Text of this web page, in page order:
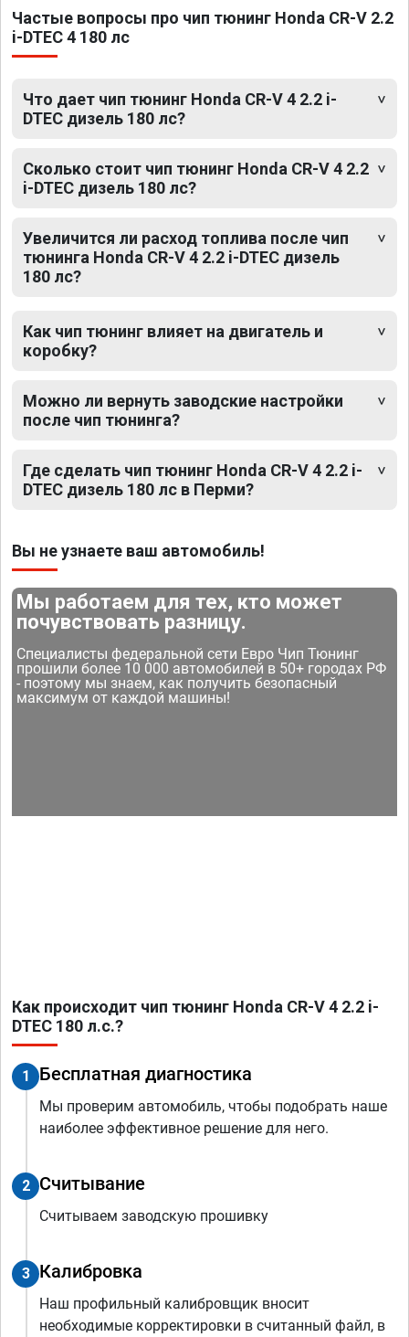
Частые вопросы про чип тюнинг Honda CR-V 2.2
i-DTEC 4 180 лс
Что дает чип тюнинг Honda CR-V 4 2.2 i-
DTEC дизель 180 лс?
Сколько стоит чип тюнинг Honda CR-V 4 2.2
i-DTEC дизель 180 лс?
Увеличится ли расход топлива после чип
тюнинга Honda CR-V 4 2.2 i-DTEC дизель
180 лс?
Как чип тюнинг влияет на двигатель и
коробку?
Можно ли вернуть заводские настройки
после чип тюнинга?
Где сделать чип тюнинг Honda CR-V 4 2.2 i-
DTEC дизель 180 лс в Перми?
Вы не узнаете ваш автомобиль!
Мы работаем для тех, кто может
почувствовать разницу.
Специалисты федеральной сети Евро Чип Тюнинг
прошили более 10 000 автомобилей в 50+ городах РФ
- поэтому мы знаем, как получить безопасный
максимум от каждой машины!
Как происходит чип тюнинг Honda CR-V 4 2.2 i-
DTEC 180 л.с.?
1 Бесплатная диагностика
Мы проверим автомобиль, чтобы подобрать наше
наиболее эффективное решение для него.
2 Считывание
Считываем заводскую прошивку
3 Калибровка
Наш профильный калибровщик вносит
необходимые корректировки в считанный файл, в